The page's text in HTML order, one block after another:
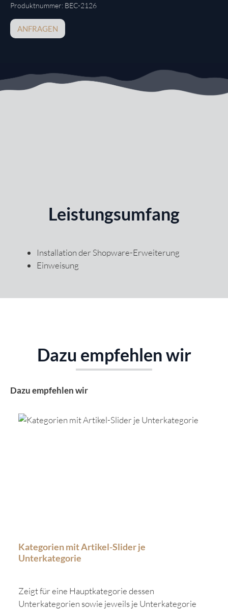
Produktnummer: BEC-2126
ANFRAGEN
Leistungsumfang
Installation der Shopware-Erweiterung
Einweisung
Dazu empfehlen wir
Produktgalerie überspringen
Dazu empfehlen wir
Kategorien mit Artikel-Slider je
Unterkategorie
Zeigt für eine Hauptkategorie dessen
Unterkategorien sowie jeweils je Unterkategorie